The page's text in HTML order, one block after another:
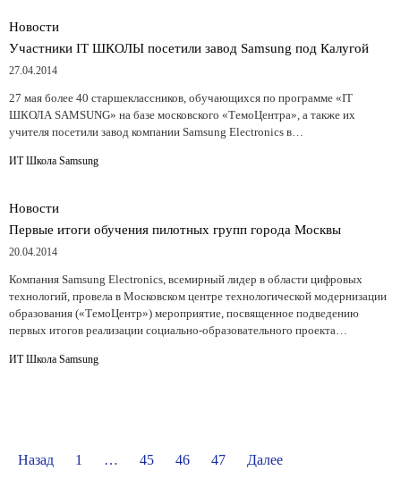
Новости
Участники IT ШКОЛЫ посетили завод Samsung под Калугой
27.04.2014
27 мая более 40 старшеклассников, обучающихся по программе «IT
ШКОЛА SAMSUNG» на базе московского «ТемоЦентра», а также их
учителя посетили завод компании Samsung Electronics в…
ИТ Школа Samsung
Новости
Первые итоги обучения пилотных групп города Москвы
20.04.2014
Компания Samsung Electronics, всемирный лидер в области цифровых
технологий, провела в Московском центре технологической модернизации
образования («ТемоЦентр») мероприятие, посвященное подведению
первых итогов реализации социально-образовательного проекта…
ИТ Школа Samsung
Назад 1 … 45 46 47 Далее